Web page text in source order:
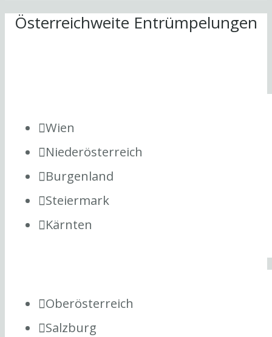
Österreichweite Entrümpelungen
Wien
Niederösterreich
Burgenland
Steiermark
Kärnten
Oberösterreich
Salzburg